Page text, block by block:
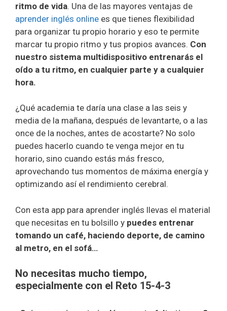
ritmo de vida. Una de las mayores ventajas de
aprender inglés online es que tienes flexibilidad
para organizar tu propio horario y eso te permite
marcar tu propio ritmo y tus propios avances. Con
nuestro sistema multidispositivo entrenarás el
oído a tu ritmo, en cualquier parte y a cualquier
hora.
¿Qué academia te daría una clase a las seis y
media de la mañana, después de levantarte, o a las
once de la noches, antes de acostarte? No solo
puedes hacerlo cuando te venga mejor en tu
horario, sino cuando estás más fresco,
aprovechando tus momentos de máxima energía y
optimizando así el rendimiento cerebral.
Con esta app para aprender inglés llevas el material
que necesitas en tu bolsillo y puedes entrenar
tomando un café, haciendo deporte, de camino
al metro, en el sofá…
No necesitas mucho tiempo,
especialmente con el Reto 15-4-3